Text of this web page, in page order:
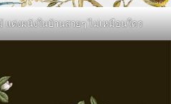
ต่งผนังในบ้านสวยๆ ไม่เหมือนใคร